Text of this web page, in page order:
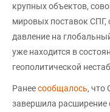
крупных объектов,
мировых поставок СПГ,
давление на
уже находится в
геополитической
Ранеесообщалось, что
завершила расширение